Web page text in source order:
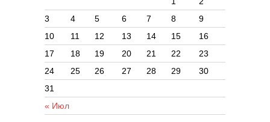
« Июл
3
4 5 6 7 8
9
10
11 12 13 14 15
16
17
18 19 20 21 22
23
24
25 26 27 28 29
30
31